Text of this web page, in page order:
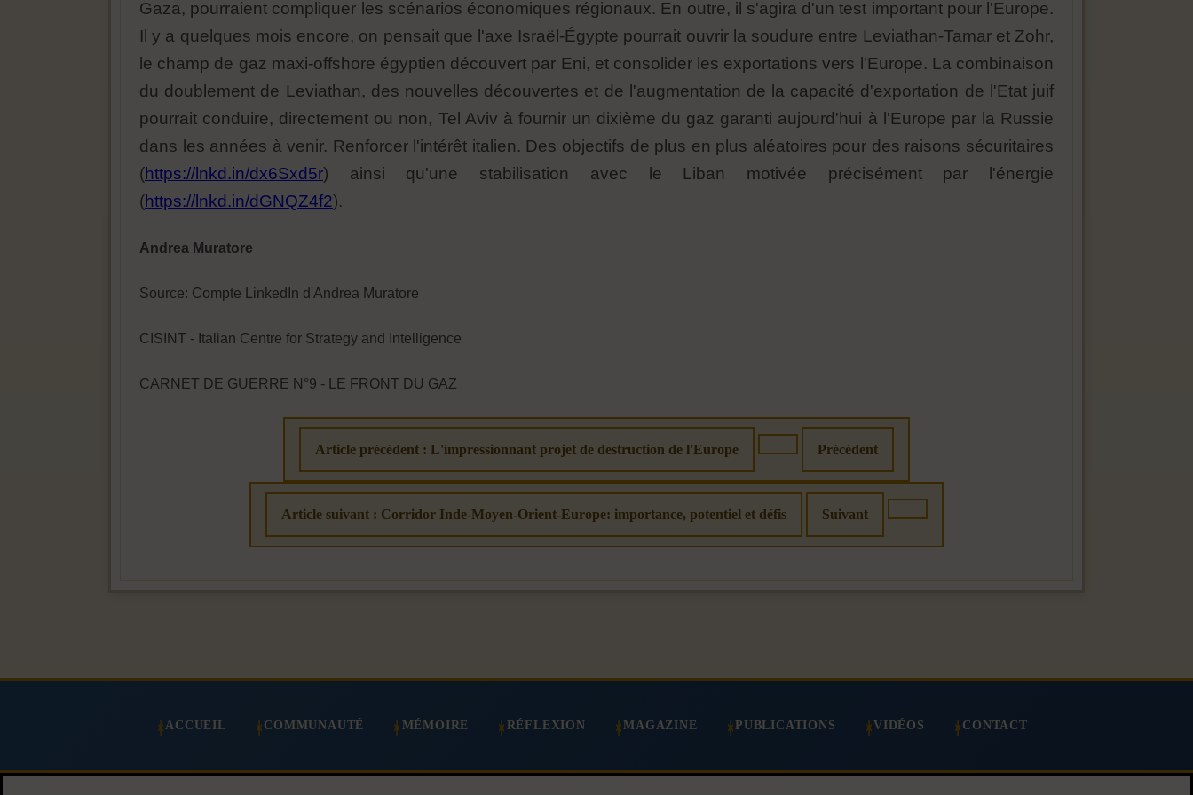
Gaza, pourraient compliquer les scénarios économiques régionaux. En outre, il s'agira d'un test important pour l'Europe.
Il y a quelques mois encore, on pensait que l'axe Israël-Égypte pourrait ouvrir la soudure entre Leviathan-Tamar et Zohr,
le champ de gaz maxi-offshore égyptien découvert par Eni, et consolider les exportations vers l'Europe. La combinaison
du doublement de Leviathan, des nouvelles découvertes et de l'augmentation de la capacité d'exportation de l'Etat juif
pourrait conduire, directement ou non, Tel Aviv à fournir un dixième du gaz garanti aujourd'hui à l'Europe par la Russie
dans les années à venir. Renforcer l'intérêt italien. Des objectifs de plus en plus aléatoires pour des raisons sécuritaires
(https://lnkd.in/dx6Sxd5r) ainsi qu'une stabilisation avec le Liban motivée précisément par l'énergie
(https://lnkd.in/dGNQZ4f2).
Andrea Muratore
Source: Compte LinkedIn d'Andrea Muratore
CISINT - Italian Centre for Strategy and Intelligence
CARNET DE GUERRE N°9 - LE FRONT DU GAZ
Article précédent : L'impressionnant projet de destruction de l'Europe Précédent
Article suivant : Corridor Inde-Moyen-Orient-Europe: importance, potentiel et défis Suivant
ACCUEIL COMMUNAUTÉ MÉMOIRE RÉFLEXION MAGAZINE PUBLICATIONS VIDÉOS CONTACT